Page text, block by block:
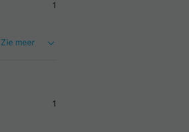
1
Zie meer
1